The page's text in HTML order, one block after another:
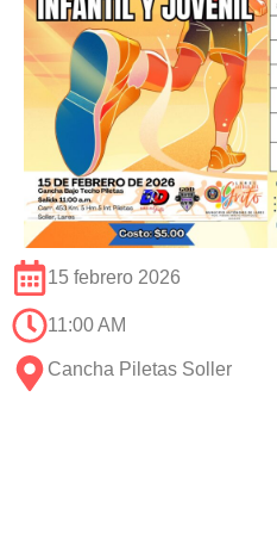
15 febrero 2026
11:00 AM
Cancha Piletas Soller